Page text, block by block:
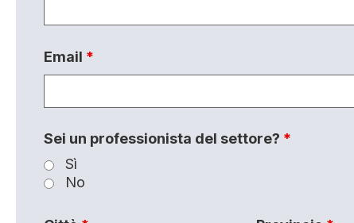
Email *
Sei un professionista del settore? *
Sì
No